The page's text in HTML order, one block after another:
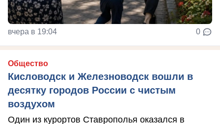
вчера в 19:04 0
Общество
Кисловодск и Железноводск вошли в
десятку городов России с чистым
воздухом
Один из курортов Ставрополья оказался в